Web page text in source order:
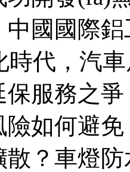
中國國際
代，
服務之爭
如何避免
？車燈